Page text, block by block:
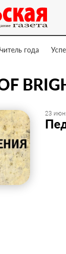
года
23